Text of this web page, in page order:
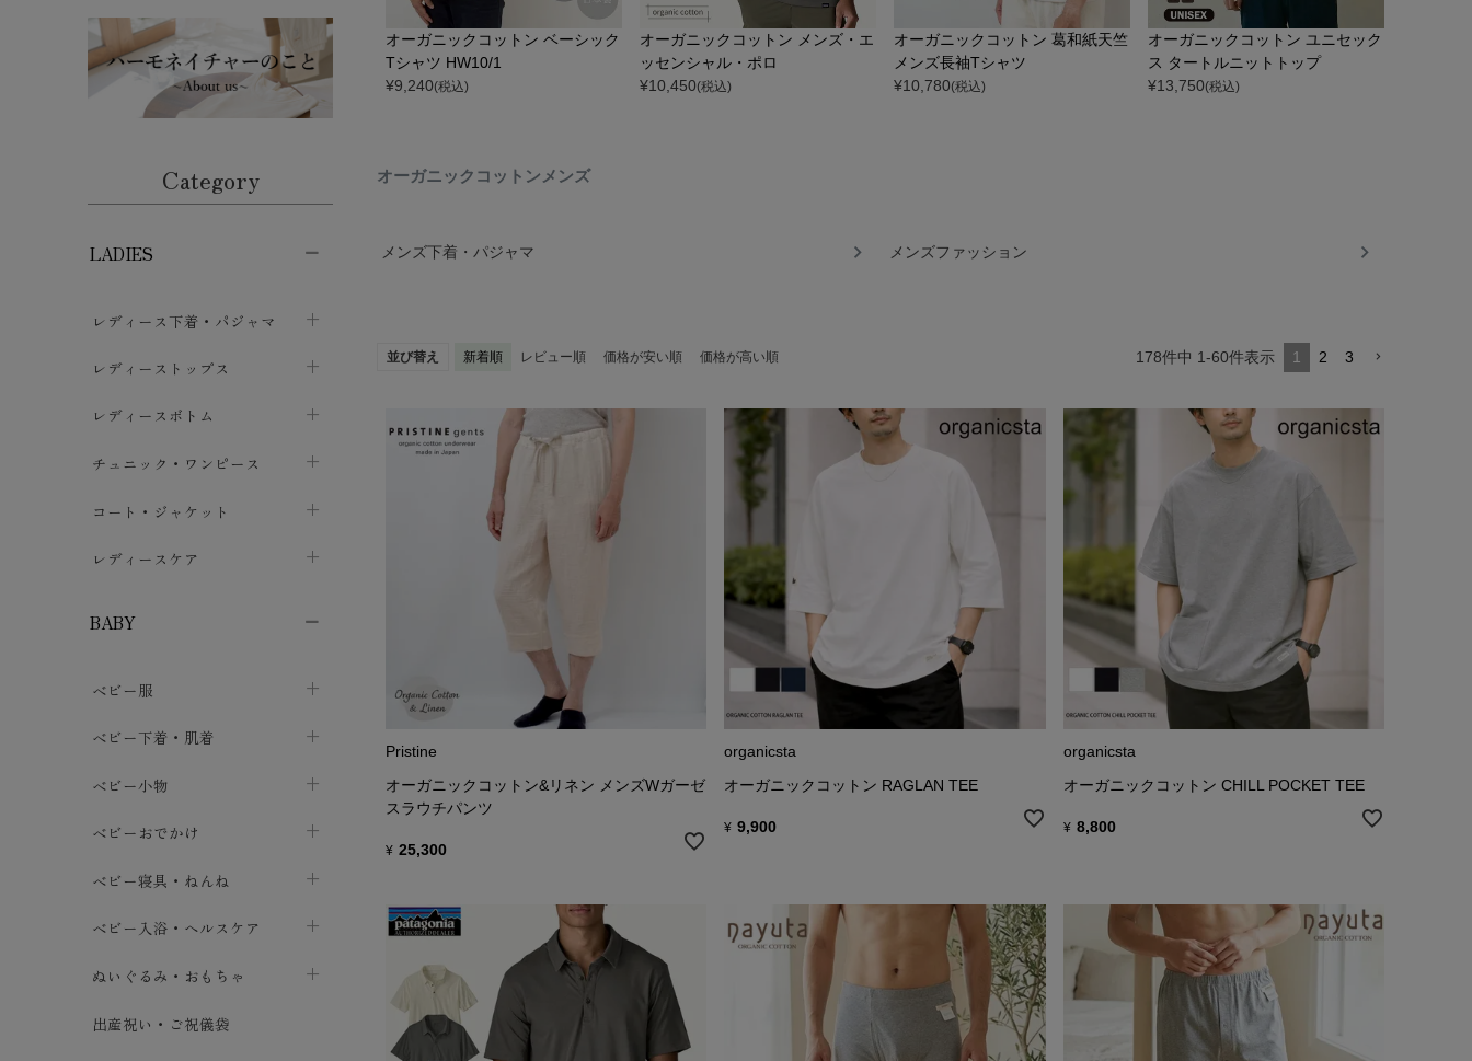
Category
LADIES
レディース下着・パジャマ
ブラジャーchevron_right
ショーツchevron_right
レディースインナー・肌着
レギンス・スパッツ
パジャマ・ルームウェア
レディーストップス
カットソー・Tシャツ
シャツ・ブラウスchevron_right
パーカー・スウェット
カーディガン・ボレロ・ベスト
レディースボトム
スカートchevron_right
レディースパンツ
チュニック・ワンピース
半袖・袖なしchevron_right
長袖・７分袖chevron_right
コート・ジャケット
レディースケア
紙ナプキン
BABY
ベビー服
カバーオール・ロンパース
セパレート・上下セット
トップスchevron_right
ボトムスchevron_right
セレモニードレス
ベビー下着・肌着
コンビ肌着
パンツ・オーバーパンツ
ボディスーツ
短肌着・長肌着
肌着・下着
ベビー小物
ベビー小物・雑貨
ベビー帽子chevron_right
スタイ・よだれかけchevron_right
ミトン・手袋
靴下・タイツ chevron_right
ベビーおでかけ
ベビーキャリーchevron_right
おでかけ用品・カバー・シートchevron_right
ベビー寝具・ねんね
ベビースリーパーchevron_right
ベビーパジャマchevron_right
ベビー布団・シーツ
ベビー入浴・ヘルスケア
ベビーおむつ・おむつカバー chevron_right
トレーニングパンツ
ぬいぐるみ・おもちゃ
ファーストトイchevron_right
出産祝い・ご祝儀袋
オーガニックコットン ベーシック
Tシャツ HW10/1
¥9,240(税込)
オーガニックコットン メンズ・エ
ッセンシャル・ポロ
¥10,450(税込)
オーガニックコットン 葛和紙天竺
メンズ長袖Tシャツ
¥10,780(税込)
オーガニックコットン ユニセック
ス タートルニットトップ
¥13,750(税込)
オーガニックコットンメンズ
メンズ下着・パジャマ メンズファッション
並び替え 新着順 レビュー順 価格が安い順 価格が高い順 178件中 1-60件表示 1 2 3
Pristine
オーガニックコットン&リネン メンズWガーゼ
スラウチパンツ
¥ 25,300
organicsta
オーガニックコットン RAGLAN TEE
¥ 9,900
organicsta
オーガニックコットン CHILL POCKET TEE
¥ 8,800